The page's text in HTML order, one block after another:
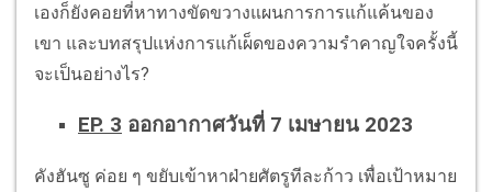
เองก็ยังคอยที่หาทางขัดขวางแผนการการแก้แค้นของ
เขา และบทสรุปแห่งการแก้เผ็ดของความรำคาญใจครั้งนี้
จะเป็นอย่างไร?
EP. 3 ออกอากาศวันที่ 7 เมษายน 2023
คังฮันซู ค่อย ๆ ขยับเข้าหาฝ่ายศัตรูทีละก้าว เพื่อเป้าหมาย